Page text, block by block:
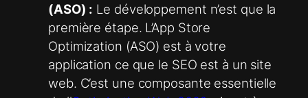
(ASO) : Le développement n’est que la
première étape. L’App Store
Optimization (ASO) est à votre
application ce que le SEO est à un site
web. C’est une composante essentielle